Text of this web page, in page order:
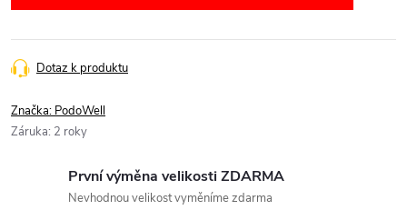
Dotaz k produktu
Značka: PodoWell
Záruka: 2 roky
První výměna velikosti ZDARMA
Nevhodnou velikost vyměníme zdarma